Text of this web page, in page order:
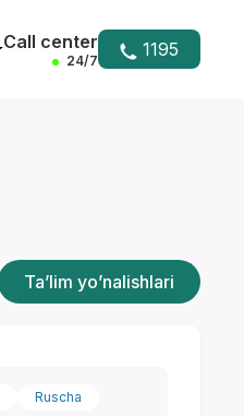
Call center
24/7 1195
Ta’lim yo’nalishlari
Ruscha